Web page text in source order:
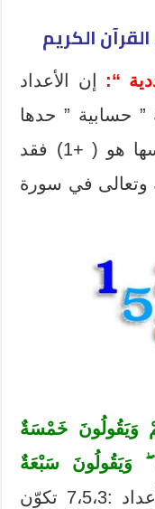
الكريم
“: إن الأعداد
عددية ” حسابية ” حدها
الأول 3 وحدها الأخير 8 وأساسها هو ( +1) فقد
وتعالى في سورة
وَيَقُولُونَ خَمْسَةٌ
وَيَقُولُونَ سَبْعَةٌ
وكذلك الأعداد :7،5،3 تكوّن